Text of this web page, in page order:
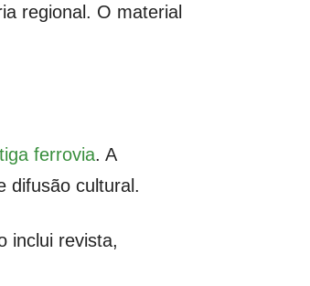
regional. O material
ferrovia. A
difusão cultural.
inclui revista,